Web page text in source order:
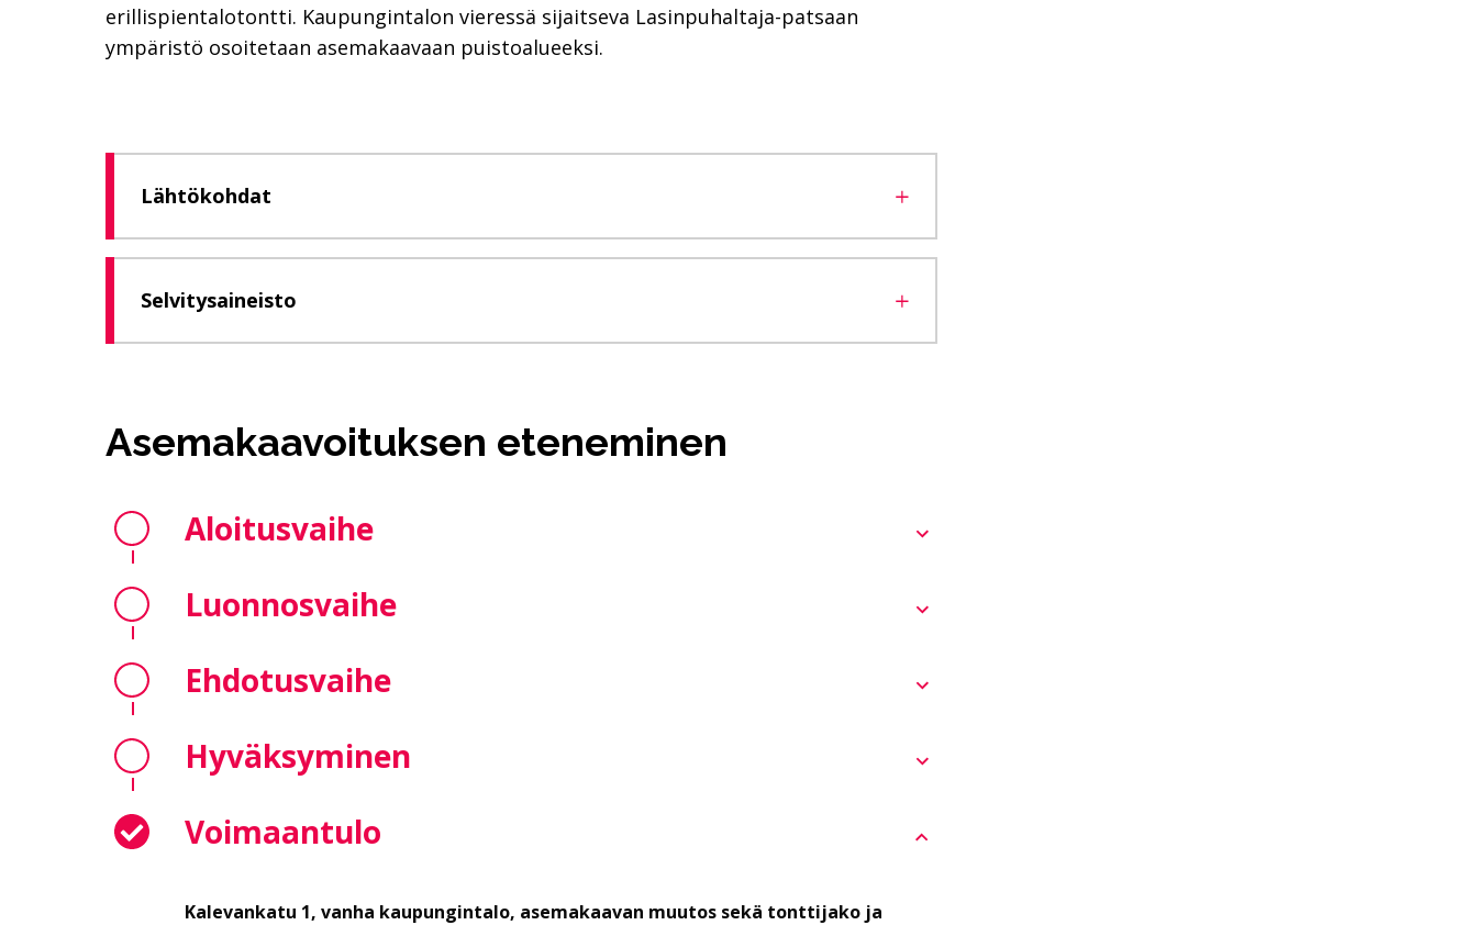
erillispientalotontti. Kaupungintalon vieressä sijaitseva Lasinpuhaltaja-patsaan
ympäristö osoitetaan asemakaavaan puistoalueeksi.
Lähtökohdat
Selvitysaineisto
Asemakaavoituksen eteneminen
Aloitusvaihe
Luonnosvaihe
Ehdotusvaihe
Hyväksyminen
Voimaantulo
Kalevankatu 1, vanha kaupungintalo, asemakaavan muutos sekä tonttijako ja